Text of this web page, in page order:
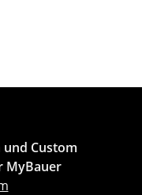
Custom
MyBauer